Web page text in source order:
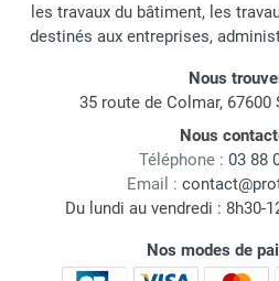
les travaux du bâtiment, les
destinés aux entreprises,
Nous
35 route de Colmar, 67600
Nous
Téléphone : 03 88
Email :
Du lundi au vendredi : 8h30-
Nos modes de